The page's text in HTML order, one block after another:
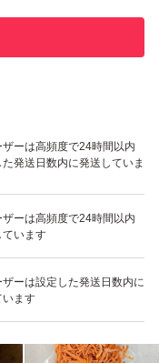
績があります
ザーは高頻度で24時間以内
た発送日数内に発送していま
ザーは高頻度で24時間以内
ています
ザーは設定した発送日数内に
います
いいね！
1,852